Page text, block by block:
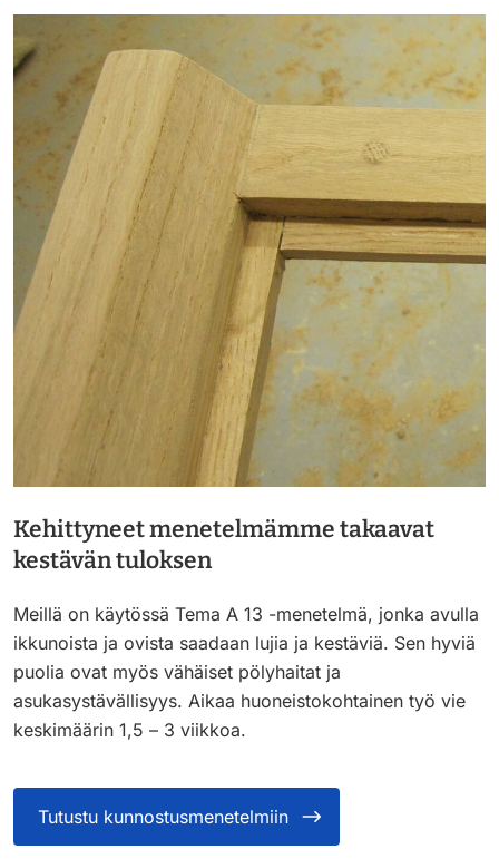
Kehittyneet menetelmämme takaavat
kestävän tuloksen
Meillä on käytössä Tema A 13 -menetelmä, jonka avulla
ikkunoista ja ovista saadaan lujia ja kestäviä. Sen hyviä
puolia ovat myös vähäiset pölyhaitat ja
asukasystävällisyys. Aikaa huoneistokohtainen työ vie
keskimäärin 1,5 – 3 viikkoa.
Tutustu kunnostusmenetelmiin